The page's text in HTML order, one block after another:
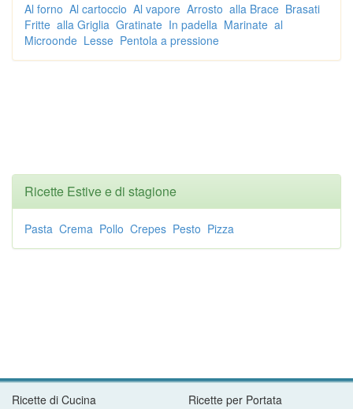
Al forno Al cartoccio Al vapore Arrosto alla Brace Brasati
Fritte alla Griglia Gratinate In padella Marinate al
Microonde Lesse Pentola a pressione
Ricette Estive e di stagione
Pasta Crema Pollo Crepes Pesto Pizza
Ricette di Cucina
Ricette per Portata